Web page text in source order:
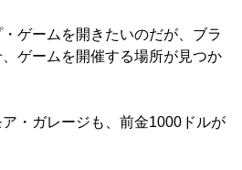
ゲームを開きたいのだが、ブラ
ゲームを開催する場所が見つか
・ガレージも、前金1000ドルが